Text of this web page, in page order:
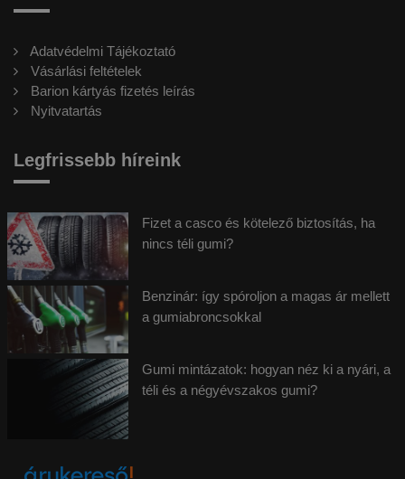
Adatvédelmi Tájékoztató
Vásárlási feltételek
Barion kártyás fizetés leírás
Nyitvatartás
Legfrissebb híreink
Fizet a casco és kötelező biztosítás, ha
nincs téli gumi?
Benzinár: így spóroljon a magas ár mellett
a gumiabroncsokkal
Gumi mintázatok: hogyan néz ki a nyári, a
téli és a négyévszakos gumi?